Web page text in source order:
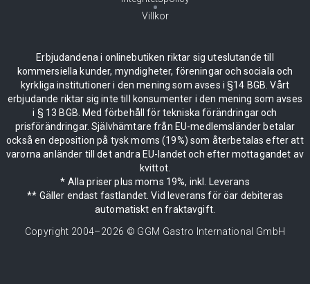
Villkor
Erbjudandena i onlinebutiken riktar sig uteslutande till
kommersiella kunder, myndigheter, föreningar och sociala och
kyrkliga institutioner i den mening som avses i §14 BGB. Vårt
erbjudande riktar sig inte till konsumenter i den mening som avses
i § 13 BGB. Med förbehåll för tekniska förändringar och
prisförändringar. Självhämtare från EU-medlemsländer betalar
också en deposition på tysk moms (19%) som återbetalas efter att
varorna anländer till det andra EU-landet och efter mottagandet av
kvittot.
* Alla priser plus moms 19%, inkl. Leverans
** Gäller endast fastlandet. Vid leverans för öar debiteras
automatiskt en fraktavgift.
Copyright 2004–2026 © GGM Gastro International GmbH